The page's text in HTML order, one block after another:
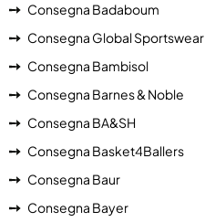
Consegna Badaboum
Consegna Global Sportswear
Consegna Bambisol
Consegna Barnes & Noble
Consegna BA&SH
Consegna Basket4Ballers
Consegna Baur
Consegna Bayer